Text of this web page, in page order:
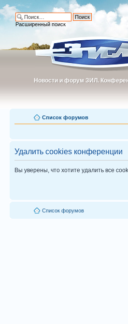
Новости и форум ЗИЛ.
Новости и форум ЗИЛ.
Расширенный поиск
Список форумов
Удалить cookies конференции
Вы уверены, что хотите удалить все
Список форумов